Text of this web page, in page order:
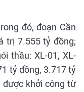
đó, đoạn Cần
trị 7.555 tỷ đồng;
thầu: XL-01, XL-
tỷ đồng, 3.717 tỷ
được khởi công từ